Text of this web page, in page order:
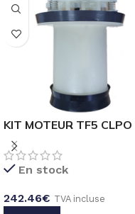
KIT MOTEUR TF5 CLPO
En stock
242.46€ TVA incluse